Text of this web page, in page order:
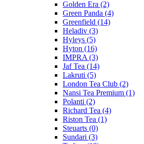
Golden Era (2)
Green Panda (4)
Greenfield (14)
Heladiv (3)
Hyleys (5)
Hyton (16)
IMPRA (3)
Jaf Tea (14)
Lakruti (5)
London Tea Club (2)
Nansi Tea Premium (1)
Polanti (2)
Richard Tea (4)
Riston Tea (1)
Steuarts (0)
Sundari (3)